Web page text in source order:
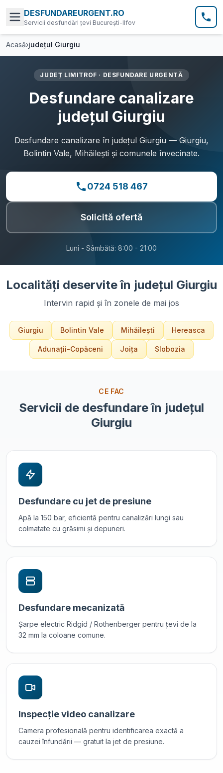
DESFUNDAREURGENT.RO
Servicii desfundări țevi București-Ilfov
Acasă›județul Giurgiu
JUDEȚ LIMITROF · DESFUNDARE URGENTĂ
Desfundare canalizare
județul Giurgiu
Desfundare canalizare în județul Giurgiu — Giurgiu,
Bolintin Vale, Mihăilești și comunele învecinate.
0724 518 467
Solicită ofertă
Luni - Sâmbătă: 8:00 - 21:00
Localități deserviteîn județul Giurgiu
Intervin rapid și în zonele de mai jos
Giurgiu Bolintin Vale Mihăilești Hereasca
Adunații-Copăceni Joița Slobozia
CE FAC
Servicii de desfundare în județul
Giurgiu
Desfundare cu jet de presiune
Apă la 150 bar, eficientă pentru canalizări lungi sau
colmatate cu grăsimi și depuneri.
Desfundare mecanizată
Șarpe electric Ridgid / Rothenberger pentru țevi de la
32 mm la coloane comune.
Inspecție video canalizare
Camera profesională pentru identificarea exactă a
cauzei înfundării — gratuit la jet de presiune.